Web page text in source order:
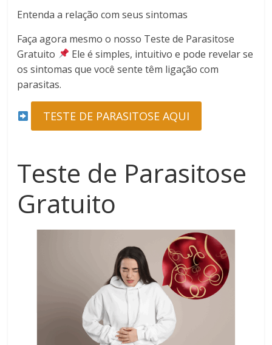
Entenda a relação com seus sintomas
Faça agora mesmo o nosso Teste de Parasitose
Gratuito
Ele é simples, intuitivo e pode revelar se
os sintomas que você sente têm ligação com
parasitas.
TESTE DE PARASITOSE AQUI
Teste de Parasitose
Gratuito